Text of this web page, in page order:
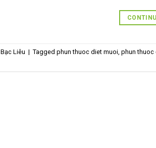
Bạc Liêu | Tagged phun thuoc diet muoi, phun thuoc